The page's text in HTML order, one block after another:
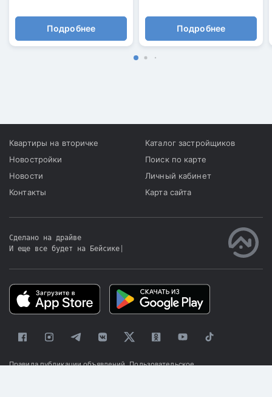
Подробнее Подробнее
Квартиры на вторичке
Новостройки
Новости
Контакты
Каталог застройщиков
Поиск по карте
Личный кабинет
Карта сайта
Сделано на драйве
И еще все будет на Бейсике
Правила публикации объявлений Пользовательское